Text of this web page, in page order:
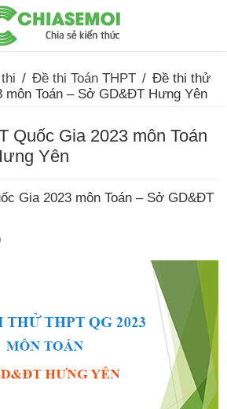
/ Đề thi Toán THPT / Đề thi thử
môn Toán – Sở GD&ĐT Hưng Yên
Quốc Gia 2023 môn Toán
Yên
Gia 2023 môn Toán – Sở GD&ĐT